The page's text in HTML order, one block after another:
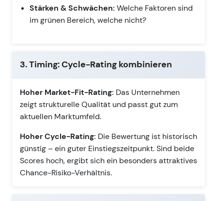
Stärken & Schwächen: Welche Faktoren sind
im grünen Bereich, welche nicht?
3. Timing: Cycle-Rating kombinieren
Hoher Market-Fit-Rating: Das Unternehmen
zeigt strukturelle Qualität und passt gut zum
aktuellen Marktumfeld.
Hoher Cycle-Rating: Die Bewertung ist historisch
günstig – ein guter Einstiegszeitpunkt. Sind beide
Scores hoch, ergibt sich ein besonders attraktives
Chance-Risiko-Verhältnis.